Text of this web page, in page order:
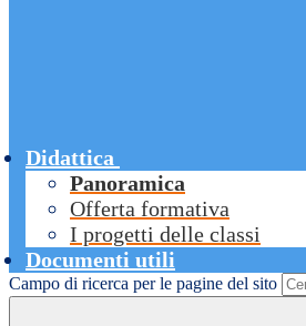
Didattica
Panoramica
Offerta formativa
I progetti delle classi
Documenti utili
Campo di ricerca per le pagine del sito